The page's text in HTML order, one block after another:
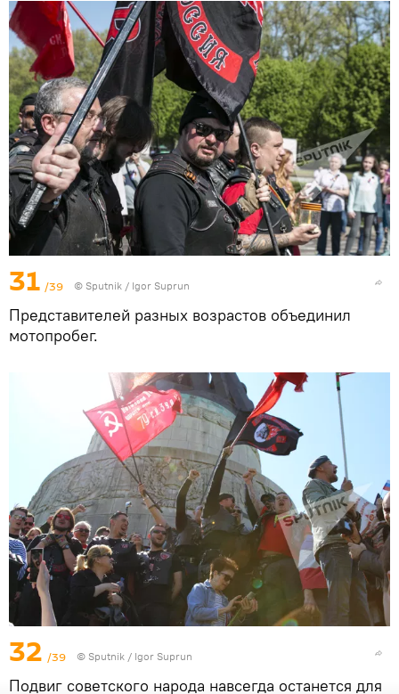
31 /39 © Sputnik / Igor Suprun
Представителей разных возрастов объединил
мотопробег.
32 /39 © Sputnik / Igor Suprun
Подвиг советского народа навсегда останется для